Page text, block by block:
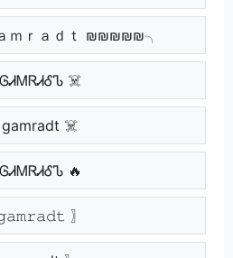
ｒａｄｔ ₪₪₪₪₪╮
☠️
☠️
🔥
〗